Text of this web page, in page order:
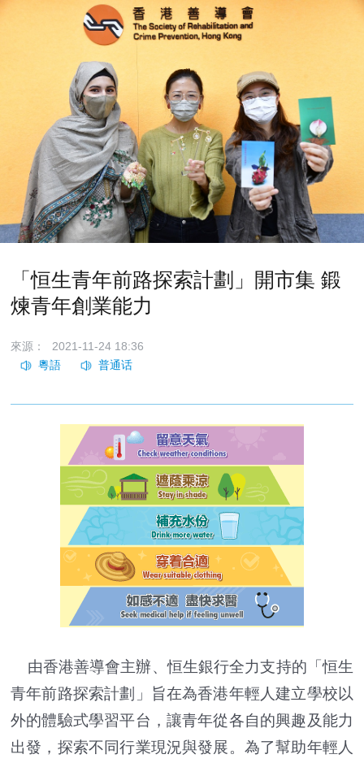
「恒生青年前路探索計劃」開市集 鍛
煉青年創業能力
來源： 2021-11-24 18:36
由香港善導會主辦、恒生銀行全力支持的「恒生
青年前路探索計劃」旨在為香港年輕人建立學校以
外的體驗式學習平台，讓青年從各自的興趣及能力
出發，探索不同行業現況與發展。為了幫助年輕人